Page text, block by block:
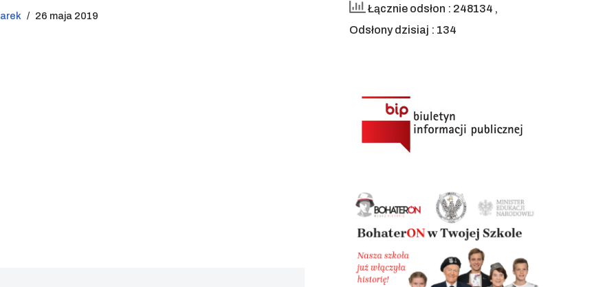
26 maja 2019
Łącznie odsłon : 248134 ,
Odsłony dzisiaj : 134